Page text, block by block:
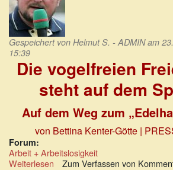
Gespeichert von Helmut S. - ADMINam
15:39
Die vogelfreien
steht auf dem
Auf dem Weg zum
von Bettina Kenter-Götte |
Forum:
Arbeit + Arbeitslosigkeit
Weiterlesen über
Zum Verfassen von